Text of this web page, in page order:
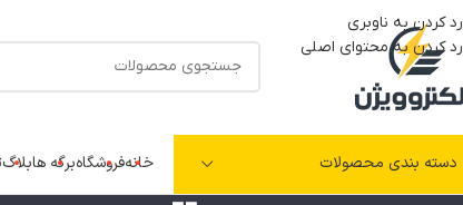
رد کردن به ناوبری
رد کردن به محتوای اصلی
دسته بندی محصولات خانهفروشگاهبرگه هابلاگ